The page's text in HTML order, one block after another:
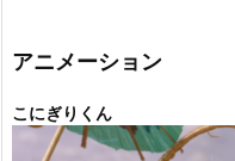
ー
アニメーション
こにぎりくん